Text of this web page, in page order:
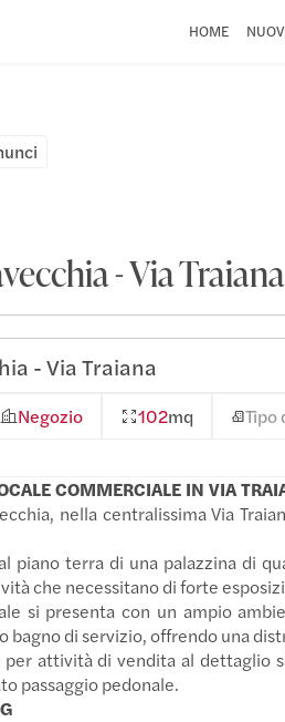
HOME
- Via Traiana
- Via Traiana
Negozio 102mq Tipo
COMMERCIALE IN VIA
nella centralissima Via
piano terra di una palazzina di
che necessitano di forte
si presenta con un ampio
bagno di servizio, offrendo una
per attività di vendita al dettaglio
passaggio pedonale.